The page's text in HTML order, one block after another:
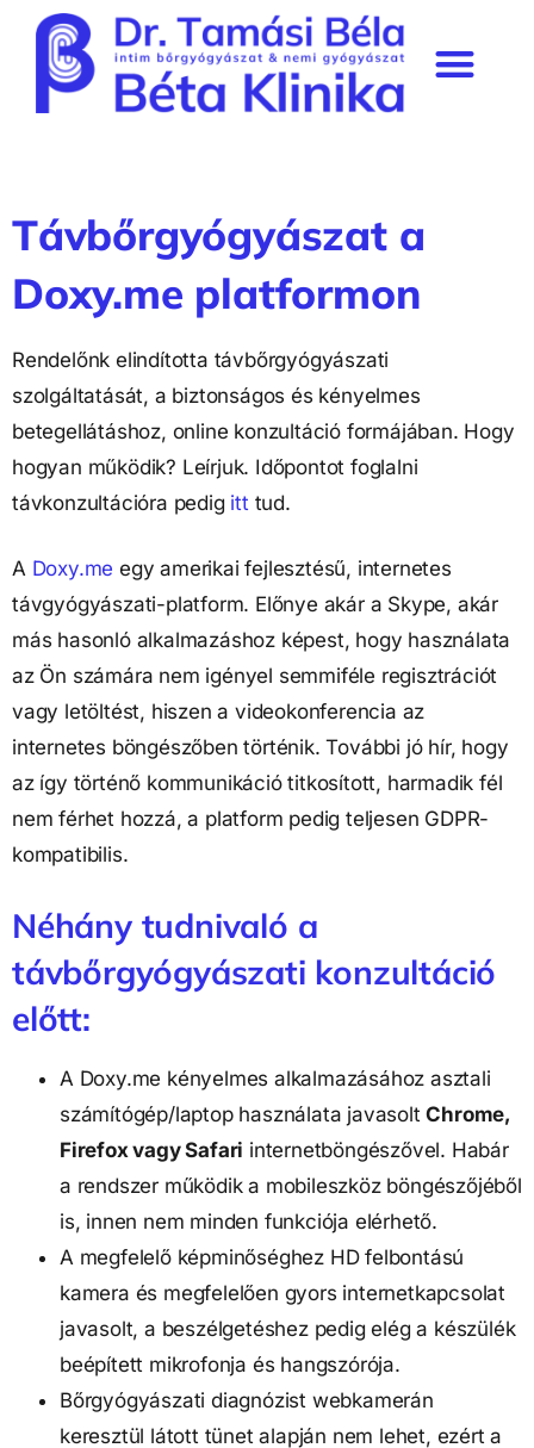
Távbőrgyógyászat a
Doxy.me platformon
Rendelőnk elindította távbőrgyógyászati
szolgáltatását, a biztonságos és kényelmes
betegellátáshoz, online konzultáció formájában. Hogy
hogyan működik? Leírjuk. Időpontot foglalni
távkonzultációra pedig itt tud.
A Doxy.me egy amerikai fejlesztésű, internetes
távgyógyászati-platform. Előnye akár a Skype, akár
más hasonló alkalmazáshoz képest, hogy használata
az Ön számára nem igényel semmiféle regisztrációt
vagy letöltést, hiszen a videokonferencia az
internetes böngészőben történik. További jó hír, hogy
az így történő kommunikáció titkosított, harmadik fél
nem férhet hozzá, a platform pedig teljesen GDPR-
kompatibilis.
Néhány tudnivaló a
távbőrgyógyászati konzultáció
előtt:
A Doxy.me kényelmes alkalmazásához asztali
számítógép/laptop használata javasolt Chrome,
Firefox vagy Safari internetböngészővel. Habár
a rendszer működik a mobileszköz böngészőjéből
is, innen nem minden funkciója elérhető.
A megfelelő képminőséghez HD felbontású
kamera és megfelelően gyors internetkapcsolat
javasolt, a beszélgetéshez pedig elég a készülék
beépített mikrofonja és hangszórója.
Bőrgyógyászati diagnózist webkamerán
keresztül látott tünet alapján nem lehet, ezért a